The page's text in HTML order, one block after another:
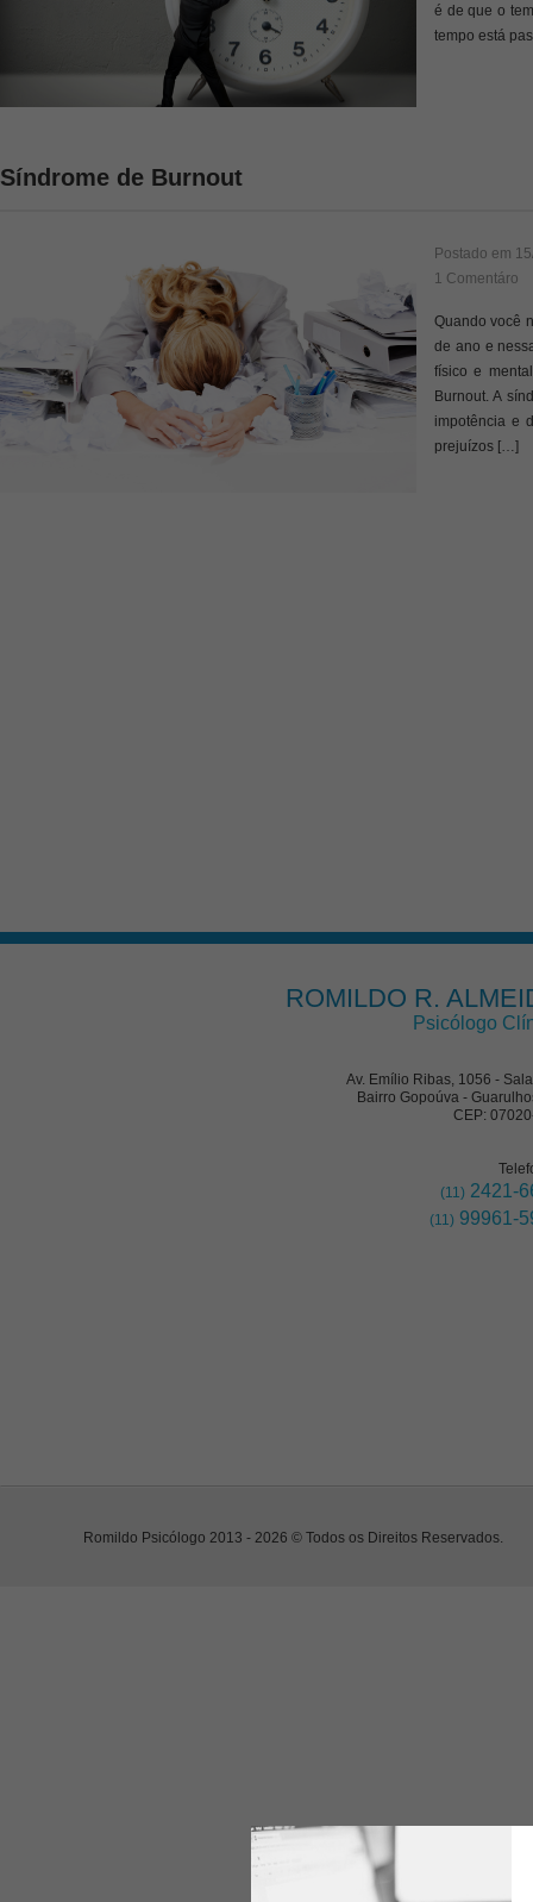
é de que o
tempo está
Síndrome de Burnout
Postado em
1 Comentáro
Quando você
de ano e
físico e
Burnout. A
impotência e
prejuízos […]
ROMILDO R.
Psicólogo
Av. Emílio Ribas, 1056 -
Bairro Gopoúva -
CEP:
(11) 2421-
(11) 99961-
Romildo Psicólogo 2013 - 2026 © Todos os Direitos Reservados.